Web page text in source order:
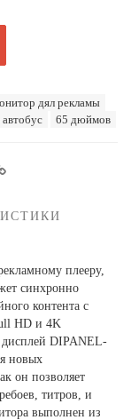
дял рекламы
автобус 65 дюймов
плееру,
синхронно
контента с
HD и 4K
DIPANEL-
новых
он позволяет
титров, и
выполнен из